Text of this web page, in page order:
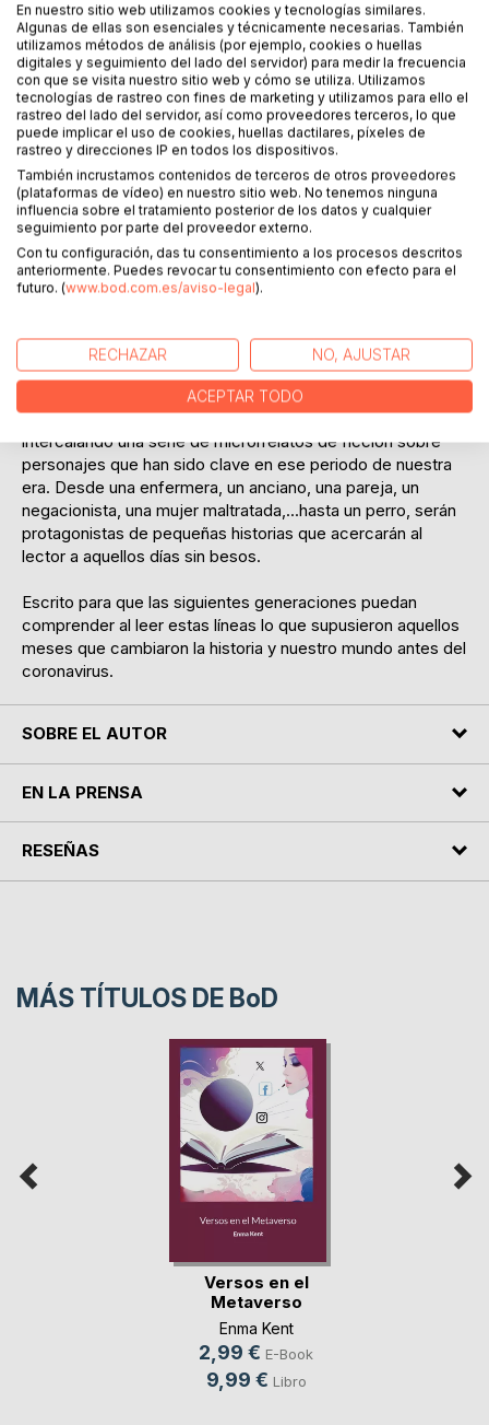
DESCRIPCIÓN
"Recuérdalo tú y recuérdalo a otros"
Luis Cernuda
"Algún día se pondrá el tiempo amarillo sobre mi fotografía"
Miguel Hernandez
Este libro cuenta cómo viví los días de pandemia,
intercalando una serie de microrrelatos de ficción sobre
personajes que han sido clave en ese periodo de nuestra
era. Desde una enfermera, un anciano, una pareja, un
negacionista, una mujer maltratada,...hasta un perro, serán
protagonistas de pequeñas historias que acercarán al
lector a aquellos días sin besos.
Escrito para que las siguientes generaciones puedan
comprender al leer estas líneas lo que supusieron aquellos
meses que cambiaron la historia y nuestro mundo antes del
coronavirus.
SOBRE EL AUTOR
EN LA PRENSA
RESEÑAS
MÁS TÍTULOS DE BoD
Versos en el
Metaverso
Enma Kent
2,99 € E-Book
9,99 € Libro
En nuestro sitio web utilizamos cookies y tecnologías similares.
Algunas de ellas son esenciales y técnicamente necesarias. También
utilizamos métodos de análisis (por ejemplo, cookies o huellas
digitales y seguimiento del lado del servidor) para medir la frecuencia
con que se visita nuestro sitio web y cómo se utiliza. Utilizamos
tecnologías de rastreo con fines de marketing y utilizamos para ello el
rastreo del lado del servidor, así como proveedores terceros, lo que
puede implicar el uso de cookies, huellas dactilares, píxeles de
rastreo y direcciones IP en todos los dispositivos.
También incrustamos contenidos de terceros de otros proveedores
(plataformas de vídeo) en nuestro sitio web. No tenemos ninguna
influencia sobre el tratamiento posterior de los datos y cualquier
seguimiento por parte del proveedor externo.
Con tu configuración, das tu consentimiento a los procesos descritos
anteriormente. Puedes revocar tu consentimiento con efecto para el
futuro. (www.bod.com.es/aviso-legal).
RECHAZAR NO, AJUSTAR
ACEPTAR TODO